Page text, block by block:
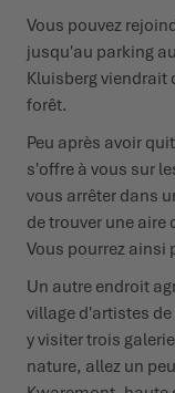
Vous pouvez
jusqu'au parking
Kluisberg viendrait
forêt.
Peu après avoir
s'offre à vous sur
vous arrêter dans
de trouver une aire
Vous pourrez ainsi
Un autre endroit
village d'artistes
y visiter trois
nature, allez un